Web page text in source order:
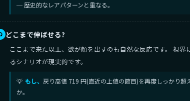
─ 歴史的なレアパターンと重なる。
どこまで伸ばせる?
ここまで来た以上、欲が顔を出すのも自然な反応です。 視界
るシナリオが現実的です。
もし、 戻り高値 719 円(直近の上値の節目)を再度しっかり超
か。